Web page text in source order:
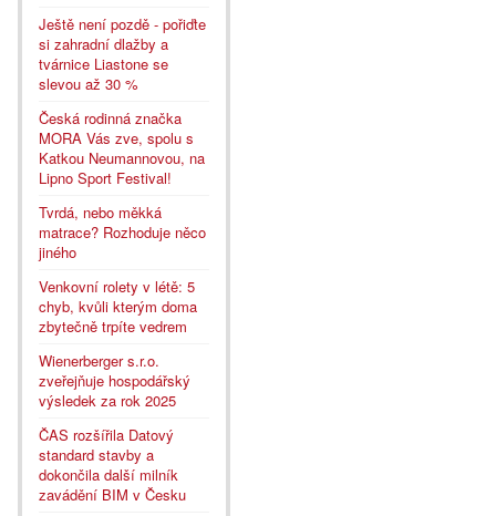
Ještě není pozdě - pořiďte
si zahradní dlažby a
tvárnice Liastone se
slevou až 30 %
Česká rodinná značka
MORA Vás zve, spolu s
Katkou Neumannovou, na
Lipno Sport Festival!
Tvrdá, nebo měkká
matrace? Rozhoduje něco
jiného
Venkovní rolety v létě: 5
chyb, kvůli kterým doma
zbytečně trpíte vedrem
Wienerberger s.r.o.
zveřejňuje hospodářský
výsledek za rok 2025
ČAS rozšířila Datový
standard stavby a
dokončila další milník
zavádění BIM v Česku